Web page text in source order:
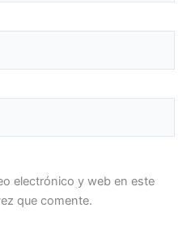
electrónico y web en este
que comente.